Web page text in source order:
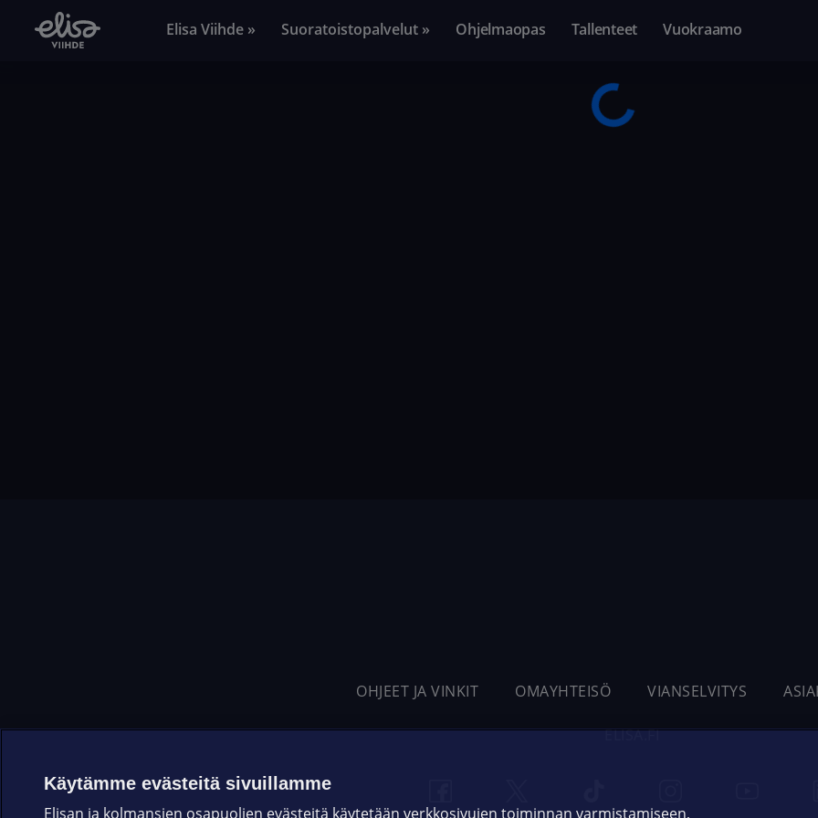
Elisa Viihde » Suoratoistopalvelut » Ohjelmaopas Tallenteet Vuokraamo
OHJEET JA VINKIT OMAYHTEISÖ VIANSELVITYS
ELISA.FI
Käytämme evästeitä sivuillamme
Elisan ja kolmansien osapuolien evästeitä käytetään verkkosivujen toiminnan varmistamiseen,